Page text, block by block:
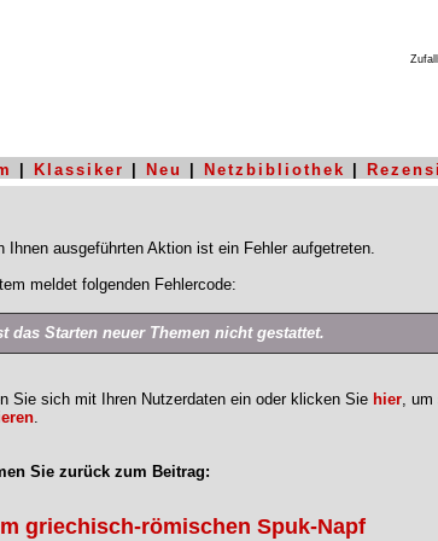
Klassiker Neu Netzbibliothek
Ihnen ausgeführten Aktion ist ein Fehler aufgetreten.
meldet folgenden Fehlercode:
das Starten neuer Themen nicht gestattet.
Sie sich mit Ihren Nutzerdaten ein oder klicken Sie hier, um
.
Sie zurück zum Beitrag:
griechisch-römischen Spuk-Napf